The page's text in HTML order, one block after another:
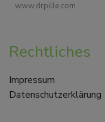
www.drpille.com
Rechtliches
Impressum
Datenschutzerklärung